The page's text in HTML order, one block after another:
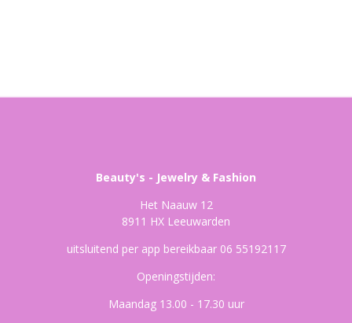
Beauty's - Jewelry & Fashion
Het Naauw 12
8911 HX Leeuwarden
uitsluitend per app bereikbaar 06 55192117
Openingstijden:
Maandag 13.00 - 17.30 uur